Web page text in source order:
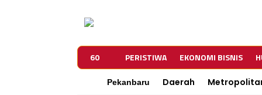
60 PERISTIWA EKONOMI BISNIS
Pekanbaru Daerah